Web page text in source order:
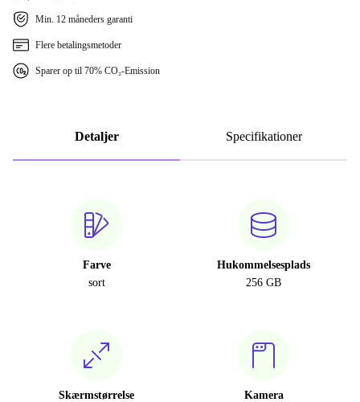
Min. 12 måneders garanti
Flere betalingsmetoder
Sparer op til 70% CO₂-Emission
Detaljer Specifikationer
Farve
sort
Hukommelsesplads
256 GB
Skærmstørrelse
Kamera